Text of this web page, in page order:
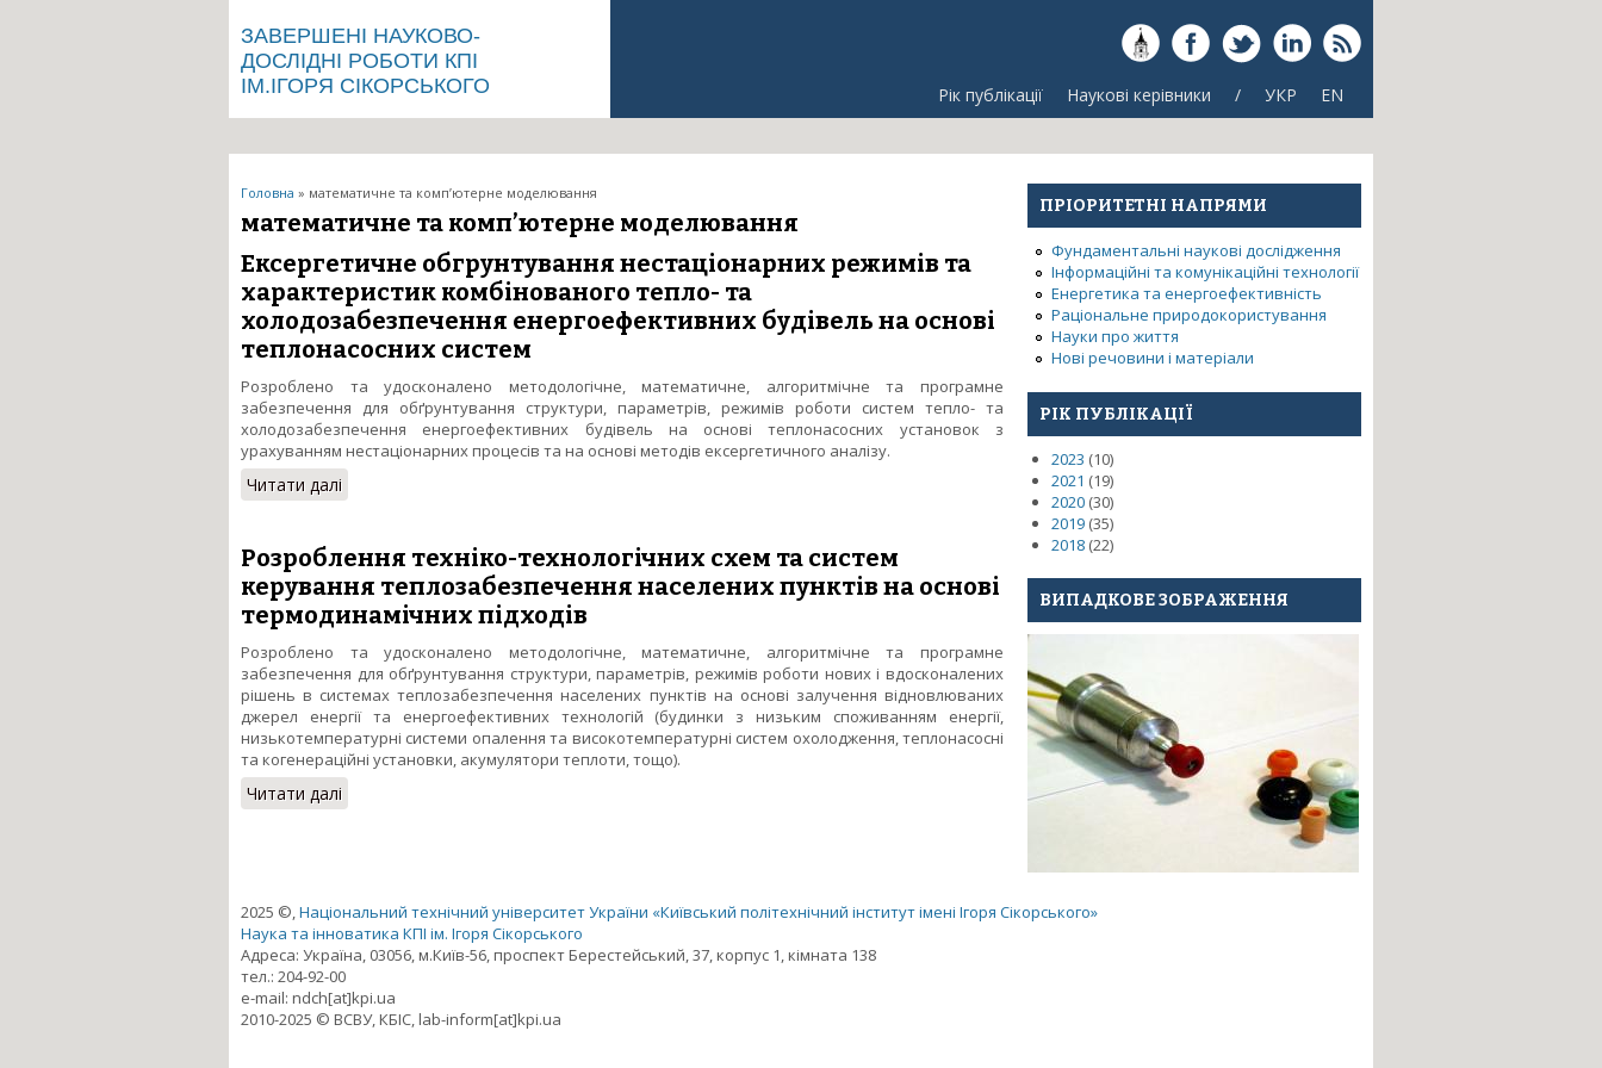
ЗАВЕРШЕНІ НАУКОВО-
ДОСЛІДНІ РОБОТИ КПІ
ІМ.ІГОРЯ СІКОРСЬКОГО
Рік публікації Наукові керівники / УКР EN
Ви є тут
Головна » математичне та комп’ютерне моделювання
математичне та комп’ютерне моделювання
Ексергетичне обгрунтування нестаціонарних режимів та
характеристик комбінованого тепло- та
холодозабезпечення енергоефективних будівель на основі
теплонасосних систем
Розроблено та удосконалено методологічне, математичне, алгоритмічне та програмне
забезпечення для обґрунтування структури, параметрів, режимів роботи систем тепло- та
холодозабезпечення енергоефективних будівель на основі теплонасосних установок з
урахуванням нестаціонарних процесів та на основі методів ексергетичного аналізу.
Читати далі про Ексергетичне обгрунтування нестаціонарних режимів та характеристик комбінованого тепло- та холодозабезпечення
енергоефективних будівель на основі теплонасосних систем
Розроблення техніко-технологічних схем та систем
керування теплозабезпечення населених пунктів на основі
термодинамічних підходів
Розроблено та удосконалено методологічне, математичне, алгоритмічне та програмне
забезпечення для обґрунтування структури, параметрів, режимів роботи нових і вдосконалених
рішень в системах теплозабезпечення населених пунктів на основі залучення відновлюваних
джерел енергії та енергоефективних технологій (будинки з низьким споживанням енергії,
низькотемпературні системи опалення та високотемпературні систем охолодження, теплонасосні
та когенераційні установки, акумулятори теплоти, тощо).
Читати далі про Розроблення техніко-технологічних схем та систем керування теплозабезпечення населених пунктів на основі
термодинамічних підходів
ПРІОРИТЕТНІ НАПРЯМИ
Фундаментальні наукові дослідження
Інформаційні та комунікаційні технології
Енергетика та енергоефективність
Раціональне природокористування
Науки про життя
Нові речовини і матеріали
РІК ПУБЛІКАЦІЇ
2023 (10)
2021 (19)
2020 (30)
2019 (35)
2018 (22)
ВИПАДКОВЕ ЗОБРАЖЕННЯ
2025 ©, Національний технічний університет України «Київський політехнічний інститут імені Ігоря Сікорського»
Наука та інноватика КПІ ім. Ігоря Сікорського
Адреса: Україна, 03056, м.Київ-56, проспект Берестейський, 37, корпус 1, кімната 138
тел.: 204-92-00
e-mail: ndch[at]kpi.ua
2010-2025 © ВСВУ, КБІС, lab-inform[at]kpi.ua